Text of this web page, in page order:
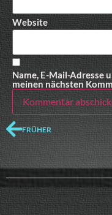
Website
Name, E-Mail-Adresse
meinen nächsten
FRÜHER